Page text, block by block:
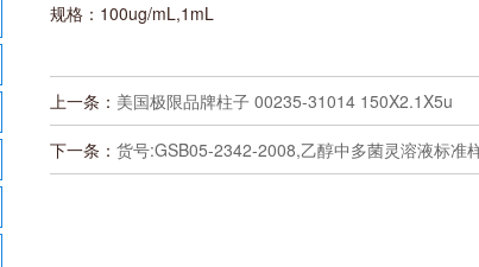
规格：100ug/mL,1mL
上一条： 美国极限品牌柱子 00235-31014 150X2.1X5u
下一条： 货号:GSB05-2342-2008,乙醇中多菌灵溶液标准